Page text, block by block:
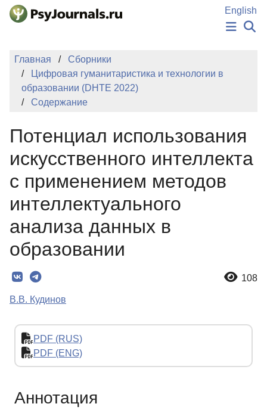
Перейти к основному содержанию
English
НОВОСТИ
АВТОРЫ
ПОДАТЬ РУКОПИСЬ
Регистрация
Вход
Главная
Сборники
Цифровая гуманитаристика и технологии в
образовании (DHTE 2022)
Содержание
Потенциал использования
искусственного интеллекта
с применением методов
интеллектуального
анализа данных в
образовании
108
В.В. Кудинов
PDF (RUS)
PDF (ENG)
Аннотация